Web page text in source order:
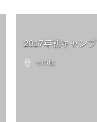
2017年初キャンプ
その他